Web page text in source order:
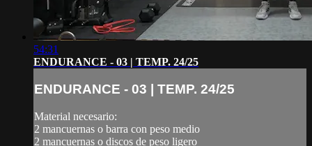
54:31
ENDURANCE - 03 | TEMP. 24/25
ENDURANCE - 03 | TEMP. 24/25
Material necesario:
2 mancuernas o barra con peso medio
2 mancuernas o discos de peso ligero